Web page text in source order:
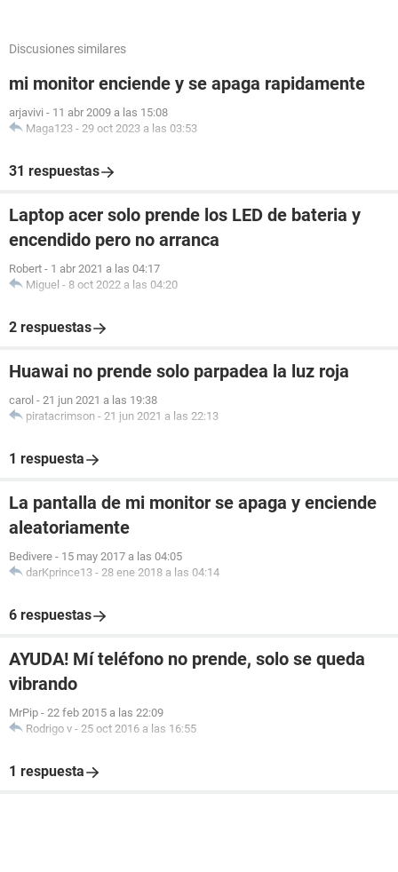
Discusiones similares
mi monitor enciende y se apaga rapidamente
arjavivi - 11 abr 2009 a las 15:08
Maga123 - 29 oct 2023 a las 03:53
31 respuestas
Laptop acer solo prende los LED de bateria y
encendido pero no arranca
Robert - 1 abr 2021 a las 04:17
Miguel - 8 oct 2022 a las 04:20
2 respuestas
Huawai no prende solo parpadea la luz roja
carol - 21 jun 2021 a las 19:38
piratacrimson - 21 jun 2021 a las 22:13
1 respuesta
La pantalla de mi monitor se apaga y enciende
aleatoriamente
Bedivere - 15 may 2017 a las 04:05
darKprince13 - 28 ene 2018 a las 04:14
6 respuestas
AYUDA! Mí teléfono no prende, solo se queda
vibrando
MrPip - 22 feb 2015 a las 22:09
Rodrigo v - 25 oct 2016 a las 16:55
1 respuesta